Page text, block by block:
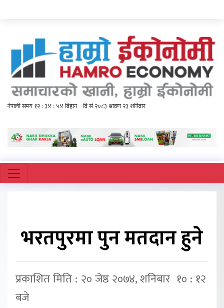
भरतपुरमा पुन मतदान हुने
प्रकाशित मिति : २० जेष्ठ २०७४, शनिबार १० : १२
बजे